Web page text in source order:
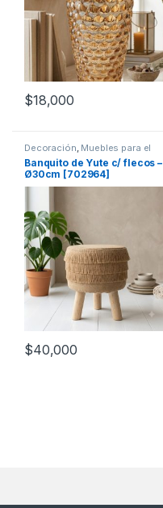
$18,000
Decoración Muebles para el
Banquito de Yute c/ flecos –
Ø30cm [702964]
$40,000